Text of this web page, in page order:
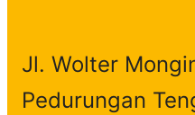
h
Jl. Wolter
Pedurungan